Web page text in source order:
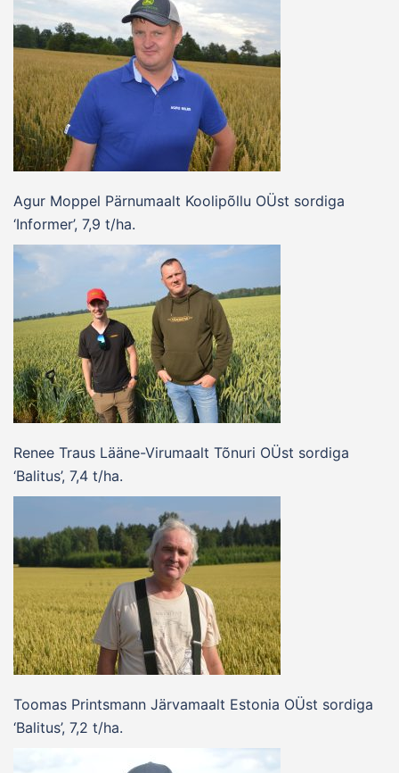
Agur Moppel Pärnumaalt Koolipõllu OÜst sordiga
‘Informer’, 7,9 t/ha.
Renee Traus Lääne-Virumaalt Tõnuri OÜst sordiga
‘Balitus’, 7,4 t/ha.
Toomas Printsmann Järvamaalt Estonia OÜst sordiga
‘Balitus’, 7,2 t/ha.